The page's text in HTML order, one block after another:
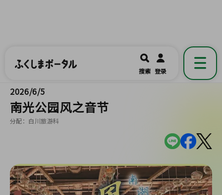
福島県公式の地域情報ポータルアプリ
開く
搜索 登录
2026/6/5
南光公园风之音节
分配：白川旅游科